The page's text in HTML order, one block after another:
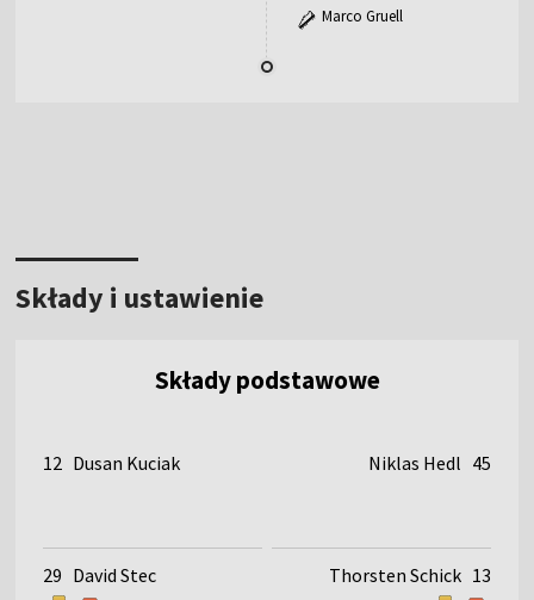
Marco Gruell
Składy i ustawienie
Składy podstawowe
12 Dusan Kuciak
29 David Stec
Niklas Hedl 45
Thorsten Schick 13